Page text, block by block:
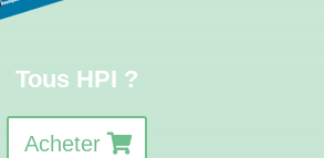
Tous HPI ?
Acheter